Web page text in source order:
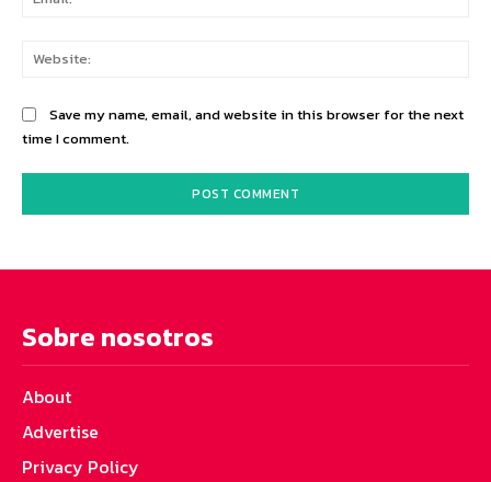
Save my name, email, and website in this browser for the next
time I comment.
Sobre nosotros
About
Advertise
Privacy Policy